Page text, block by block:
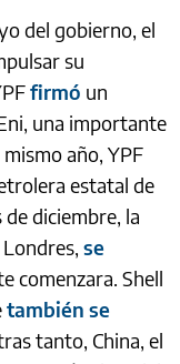
del gobierno, el
su
firmó un
una importante
año, YPF
estatal de
diciembre, la
se
comenzara. Shell
también se
tanto, China, el